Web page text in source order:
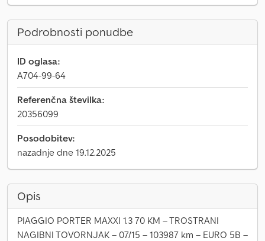
Podrobnosti ponudbe
ID oglasa:
A704-99-64
Referenčna številka:
20356099
Posodobitev:
nazadnje dne 19.12.2025
Opis
PIAGGIO PORTER MAXXI 1.3 70 KM – TROSTRANI
NAGIBNI TOVORNJAK – 07/15 – 103987 km – EURO 5B –